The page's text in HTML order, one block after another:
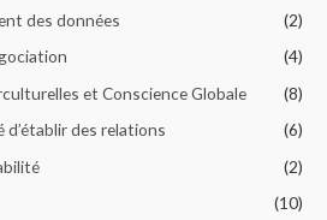
des données
(2)
(4)
et Conscience Globale
(8)
d’établir des relations
(6)
(2)
(10)